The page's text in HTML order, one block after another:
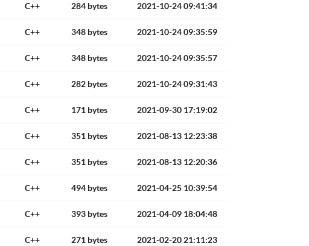
C++ 284 bytes 2021-10-24 09:41:34
C++ 348 bytes 2021-10-24 09:35:59
C++ 348 bytes 2021-10-24 09:35:57
C++ 282 bytes 2021-10-24 09:31:43
C++ 171 bytes 2021-09-30 17:19:02
C++ 351 bytes 2021-08-13 12:23:38
C++ 351 bytes 2021-08-13 12:20:36
C++ 494 bytes 2021-04-25 10:39:54
C++ 393 bytes 2021-04-09 18:04:48
C++ 271 bytes 2021-02-20 21:11:23